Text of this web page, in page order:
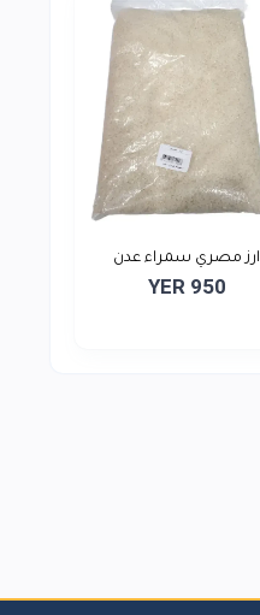
ارز مصري سمراء عدن
YER 950